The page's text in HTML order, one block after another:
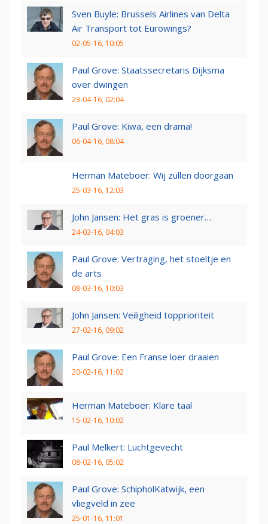
Sven Buyle: Brussels Airlines van Delta
Air Transport tot Eurowings?
02-05-16, 10:05
Paul Grove: Staatssecretaris Dijksma
over dwingen
23-04-16, 02:04
Paul Grove: Kiwa, een drama!
06-04-16, 08:04
Herman Mateboer: Wij zullen doorgaan
25-03-16, 12:03
John Jansen: Het gras is groener…
24-03-16, 04:03
Paul Grove: Vertraging, het stoeltje en
de arts
08-03-16, 10:03
John Jansen: Veiligheid topprioriteit
27-02-16, 09:02
Paul Grove: Een Franse loer draaien
20-02-16, 11:02
Herman Mateboer: Klare taal
15-02-16, 10:02
Paul Melkert: Luchtgevecht
08-02-16, 05:02
Paul Grove: SchipholKatwijk, een
vliegveld in zee
25-01-16, 11:01